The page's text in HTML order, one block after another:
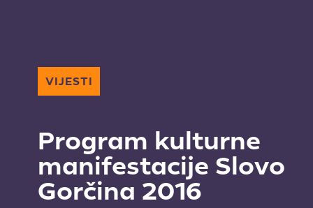
VIJESTI
Program kulturne
manifestacije Slovo
Gorčina 2016